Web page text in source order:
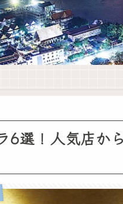
6選！人気店か